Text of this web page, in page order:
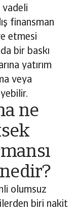
vadeli
finansman
etmesi
bir baskı
yatırım
veya
ne
olumsuz
biri nakit